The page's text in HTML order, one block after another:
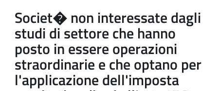
Societ� non interessate dagli
studi di settore che hanno
posto in essere operazioni
straordinarie e che optano per
l'applicazione dell'imposta